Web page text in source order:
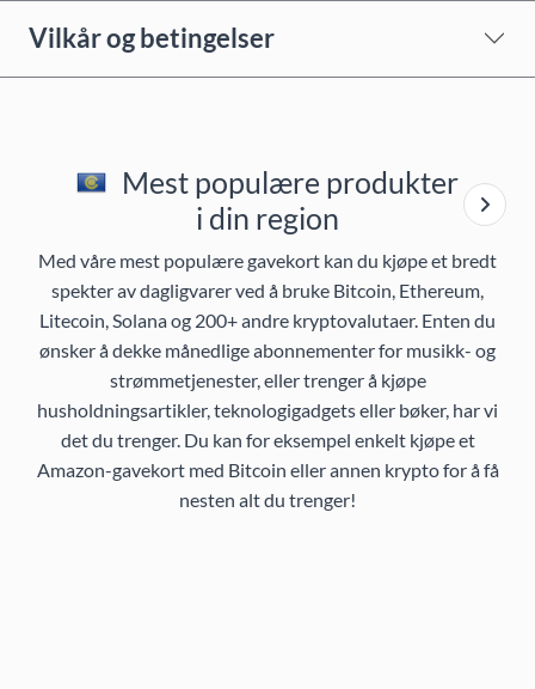
Vilkår og betingelser
Mest populære produkter
i din region
Med våre mest populære gavekort kan du kjøpe et bredt
spekter av dagligvarer ved å bruke Bitcoin, Ethereum,
Litecoin, Solana og 200+ andre kryptovalutaer. Enten du
ønsker å dekke månedlige abonnementer for musikk- og
strømmetjenester, eller trenger å kjøpe
husholdningsartikler, teknologigadgets eller bøker, har vi
det du trenger. Du kan for eksempel enkelt kjøpe et
Amazon-gavekort med Bitcoin eller annen krypto for å få
nesten alt du trenger!